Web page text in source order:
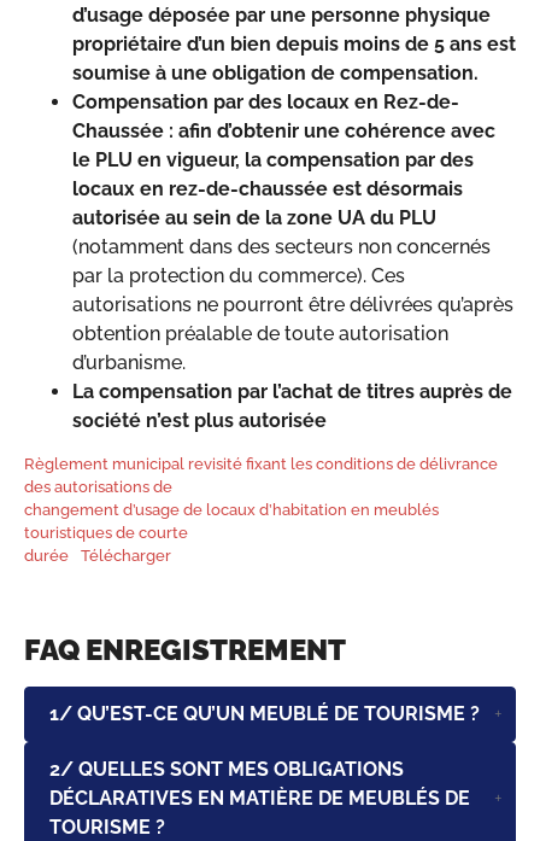
d’usage déposée par une personne physique
propriétaire d’un bien depuis moins de 5 ans est
soumise à une obligation de compensation.
Compensation par des locaux en Rez-de-
Chaussée : afin d’obtenir une cohérence avec
le PLU en vigueur, la compensation par des
locaux en rez-de-chaussée est désormais
autorisée au sein de la zone UA du PLU
(notamment dans des secteurs non concernés
par la protection du commerce). Ces
autorisations ne pourront être délivrées qu’après
obtention préalable de toute autorisation
d’urbanisme.
La compensation par l’achat de titres auprès de
société n’est plus autorisée
Règlement municipal revisité fixant les conditions de délivrance
des autorisations de
changement d’usage de locaux d’habitation en meublés
touristiques de courte
durée
Télécharger
FAQ ENREGISTREMENT
1/ QU’EST-CE QU’UN MEUBLÉ DE TOURISME ?
2/ QUELLES SONT MES OBLIGATIONS
DÉCLARATIVES EN MATIÈRE DE MEUBLÉS DE
TOURISME ?